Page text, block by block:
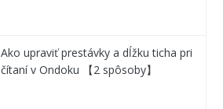
Ako upraviť prestávky a dĺžku ticha pri
čítaní v Ondoku 【2 spôsoby】